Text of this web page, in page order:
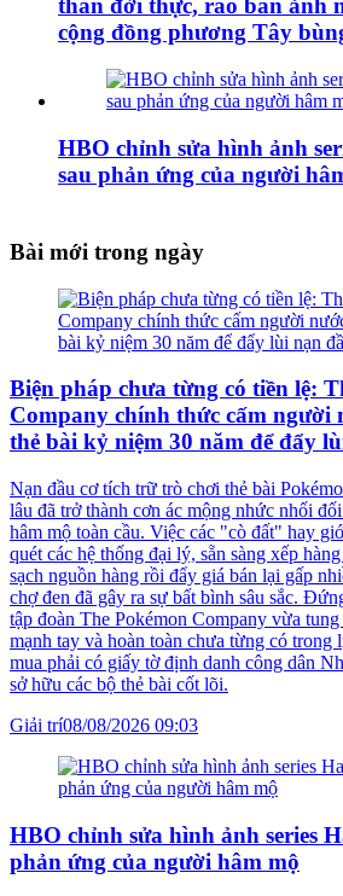
thân đời thực, rao bán ảnh
cộng đồng phương Tây
HBO chỉnh sửa hình ảnh
sau phản ứng của người
Bài mới trong ngày
Biện pháp chưa từng có tiền lệ:
Company chính thức cấm người
thẻ bài kỷ niệm 30 năm để đẩy
Nạn đầu cơ tích trữ trò chơi thẻ bài
lâu đã trở thành cơn ác mộng nhức nhối
hâm mộ toàn cầu. Việc các "cò đất" hay
quét các hệ thống đại lý, sẵn sàng xếp
sạch nguồn hàng rồi đẩy giá bán lại gấp
chợ đen đã gây ra sự bất bình sâu sắc.
tập đoàn The Pokémon Company vừa
mạnh tay và hoàn toàn chưa từng có trong
mua phải có giấy tờ định danh công dân
sở hữu các bộ thẻ bài cốt lõi.
Giải trí08/08/2026 09:03
HBO chỉnh sửa hình ảnh series
phản ứng của người hâm mộ